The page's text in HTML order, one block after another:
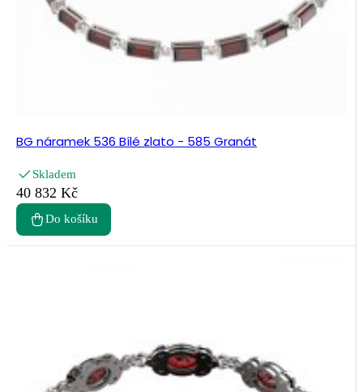
BG náramek 536 Bílé zlato - 585 Granát
Skladem
40 832 Kč
Do košíku